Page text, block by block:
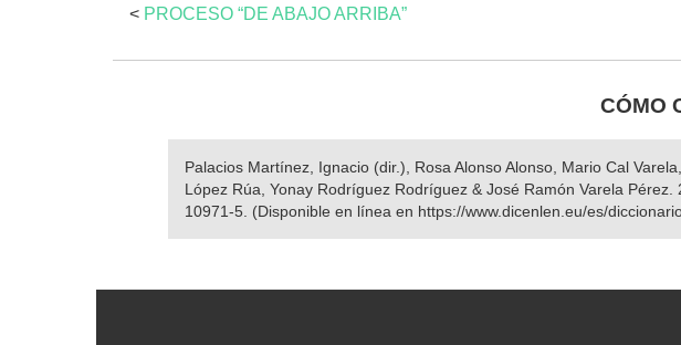
< PROCESO “DE ABAJO ARRIBA”
CÓMO
Palacios Martínez, Ignacio (dir.), Rosa Alonso Alonso, Mario Cal
López Rúa, Yonay Rodríguez Rodríguez & José Ramón Varela Pérez.
10971-5. (Disponible en línea en https://www.dicenlen.eu/es/